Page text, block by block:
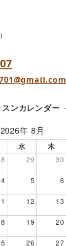
スンカレンダー
2026年 8月
水 木
29 30
4 5 6
12 13
19 20
26 27